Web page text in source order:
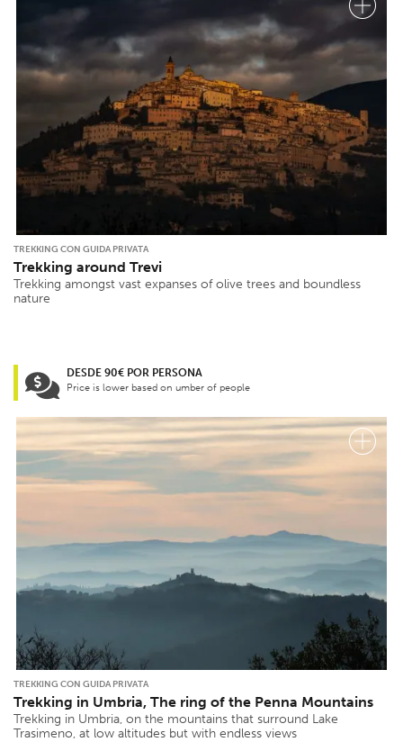
TREKKING CON GUIDA PRIVATA
Trekking around Trevi
Trekking amongst vast expanses of olive trees and boundless
nature
DESDE 90€ POR PERSONA
Price is lower based on umber of people
TREKKING CON GUIDA PRIVATA
Trekking in Umbria, The ring of the Penna Mountains
Trekking in Umbria, on the mountains that surround Lake
Trasimeno, at low altitudes but with endless views